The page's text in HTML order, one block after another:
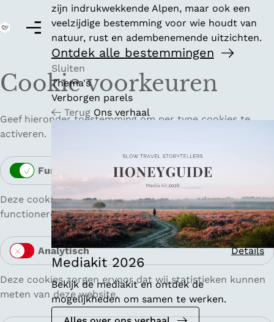
a
r
h
o
m
e
p
g
e
M
u
zijn indrukwekkende Alpen, maar ook een
veelzijdige bestemming voor wie houdt van
natuur, rust en adembenemende uitzichten.
Ontdek alle bestemmingen
Sluiten
Thema's
Verborgen parels
Terug Ons verhaal
Mediakit 2026
Bekijk de mediakit en ontdek de
mogelijkheden om samen te werken.
Cookie voorkeuren
Geef hieronder toestemming om per type cookies te
activeren.
Functioneel
u
n
c
t
i
e
Deze cookies zorgen ervoor dat de website goed kan
functioneren.
Analytisch
Details
A
n
Deze cookies zorgen ervoor dat wij statistieken kunnen
meten van deze website.